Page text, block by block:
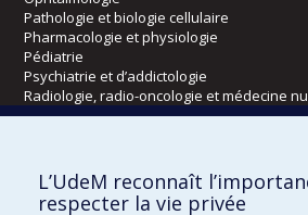
Pathologie et biologie cellulaire
Pharmacologie et physiologie
Pédiatrie
Psychiatrie et d’addictologie
Radiologie, radio-oncologie et médecine
Écoles
Kinésiologie et des sciences de l’activité
L’UdeM reconnaît
respecter la vie privée